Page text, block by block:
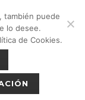
Abierto
de
legal
también puede
lo desee.
de Cookies.